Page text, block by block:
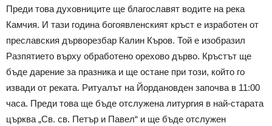
Преди това духовниците ще благославят водите на река
Камчия. И тази година богоявленският кръст е изработен от
преславския дърворезбар Калин Къров. Той е изобразил
Разпятието върху обработено орехово дърво. Кръстът ще
бъде дарение за празника и ще остане при този, който го
извади от реката. Ритуалът на Йордановден започва в 11:00
часа. Преди това ще бъде отслужена литургия в най-старата
църква „Св. св. Петър и Павел“ и ще бъде отслужен